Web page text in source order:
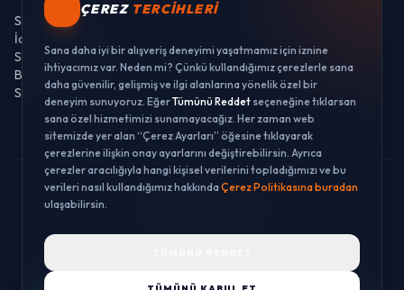
Sipariş Takibi
İade ve Değişim
Sıkça Sorulan Sorular
Banka Hesaplarımız
Sipariş Takibi
© 2026 LUSTWAY. TÜM HAKLARI SAKLIDIR.
ÇEREZ TERCIHLERI
Sana daha iyi bir alışveriş deneyimi yaşatmamız için iznine
ihtiyacımız var. Neden mi? Çünkü kullandığımız çerezlerle sana
daha güvenilir, gelişmiş ve ilgi alanlarına yönelik özel bir
deneyim sunuyoruz. EğerTümünü Reddet seçeneğine tıklarsan
sana özel hizmetimizi sunamayacağız. Her zaman web
sitemizde yer alan “Çerez Ayarları” öğesine tıklayarak
çerezlerine ilişkin onay ayarlarını değiştirebilirsin. Ayrıca
çerezler aracılığıyla hangi kişisel verilerini topladığımızı ve bu
verileri nasıl kullandığımız hakkındaÇerez Politikasına buradan
ulaşabilirsin.